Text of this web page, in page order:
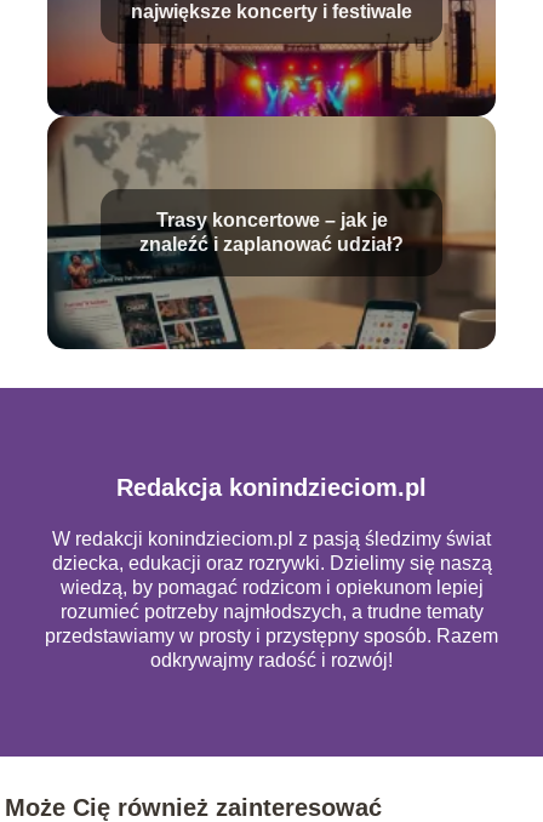
największe koncerty i festiwale
Trasy koncertowe – jak je
znaleźć i zaplanować udział?
Redakcja konindzieciom.pl
W redakcji konindzieciom.pl z pasją śledzimy świat
dziecka, edukacji oraz rozrywki. Dzielimy się naszą
wiedzą, by pomagać rodzicom i opiekunom lepiej
rozumieć potrzeby najmłodszych, a trudne tematy
przedstawiamy w prosty i przystępny sposób. Razem
odkrywajmy radość i rozwój!
Może Cię również zainteresować